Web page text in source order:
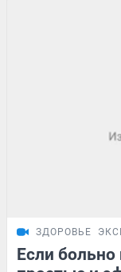
ЗДОРОВЬЕ
Если